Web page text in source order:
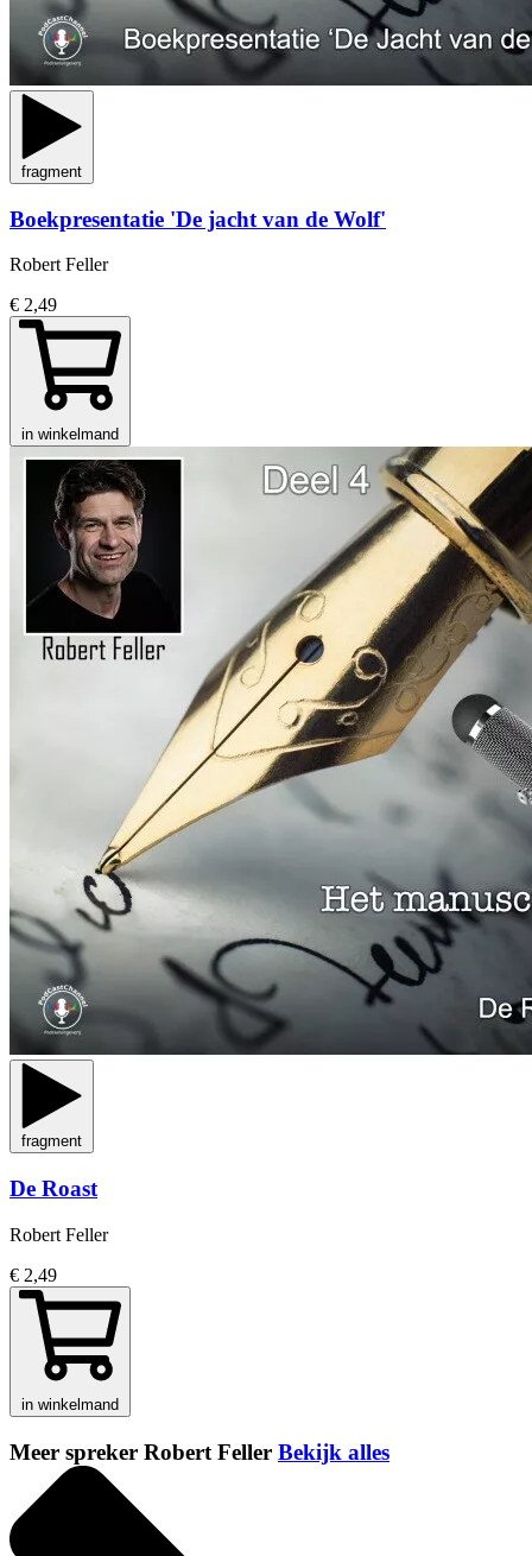
fragment
Boekpresentatie 'De jacht van de Wolf'
Robert Feller
€ 2,49
in winkelmand
fragment
De Roast
Robert Feller
€ 2,49
in winkelmand
Meer spreker Robert Feller Bekijk alles